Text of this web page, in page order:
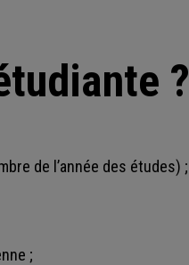
?
de l’année des études) ;
;